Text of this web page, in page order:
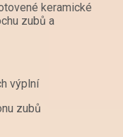
keramické
zubů a
výplní
zubů